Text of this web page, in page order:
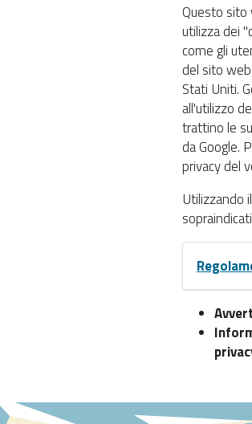
Questo sito
utilizza dei
come gli
del sito
Stati Uniti.
all'utilizzo
trattino le
da Google.
privacy del
Utilizzando